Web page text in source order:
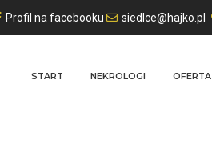
Profil na facebooku siedlce@hajko.pl
START NEKROLOGI OFERTA